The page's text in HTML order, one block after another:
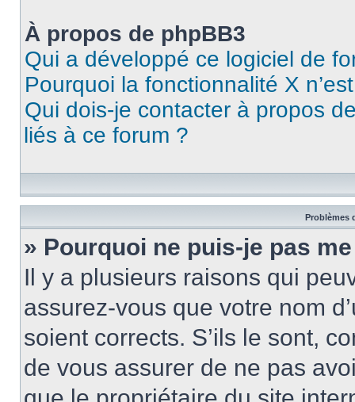
À propos de phpBB3
Qui a développé ce logiciel de
Pourquoi la fonctionnalité X
Qui dois-je contacter à propos
liés à ce forum ?
Problèmes
» Pourquoi ne puis-je pas
Il y a plusieurs raisons qui
assurez-vous que votre nom
soient corrects. S’ils le sont,
de vous assurer de ne pas